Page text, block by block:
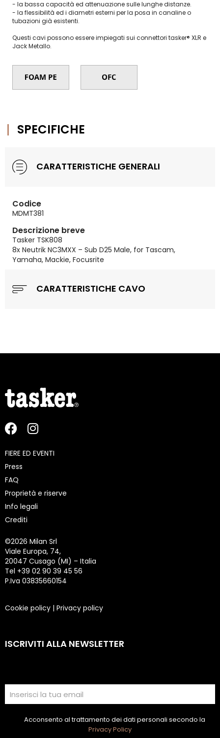
- la bassa capacità ed attenuazione sulle lunghe distanze.
- la flessibilità ed i diametri esterni per la posa in canaline o
tubazioni già esistenti.
Questi cavi possono essere impiegati sui connettori tasker® XLR e
Jack Metallo.
SPECIFICHE
CARATTERISTICHE GENERALI
Codice
MDMT381
Descrizione breve
Tasker TSK808
8x Neutrik NC3MXX – Sub D25 Male, for Tascam,
Yamaha, Mackie, Focusrite
CARATTERISTICHE CAVO
FIERE ED EVENTI
Press
FAQ
Proprietà e riserve
Info legali
Crediti
©2026 Milan Srl
Viale Europa, 74,
20047 Cusago (MI) – Italia
Tel +39 02 90 39 45 56
P.Iva 03835660154
Cookie policy | Privacy policy
ISCRIVITI ALLA NEWSLETTER
Acconsento al trattamento dei dati personali secondo la
Privacy Policy